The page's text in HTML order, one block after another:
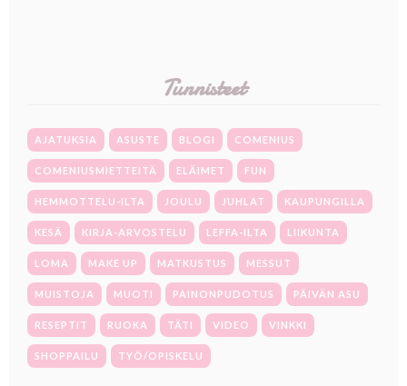
Tunnisteet
AJATUKSIA ASUSTE BLOGI COMENIUS
COMENIUSMIETTEITÄ ELÄIMET FUN
HEMMOTTELU-ILTA JOULU JUHLAT KAUPUNGILLA
KESÄ KIRJA-ARVOSTELU LEFFA-ILTA LIIKUNTA
LOMA MAKE UP MATKUSTUS MESSUT
MUISTOJA MUOTI PAINONPUDOTUS PÄIVÄN ASU
RESEPTIT RUOKA TÄTI VIDEO VINKKI
SHOPPAILU TYÖ/OPISKELU